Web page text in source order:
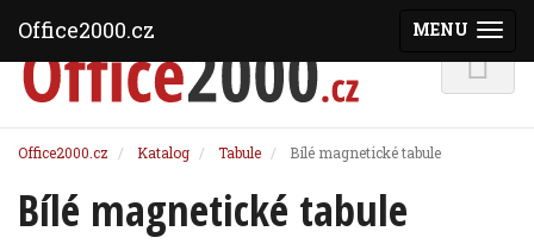
Office2000.cz Katalog Tabule Bílé magnetické tabule
Bílé magnetické tabule
MENU
Office2000.cz